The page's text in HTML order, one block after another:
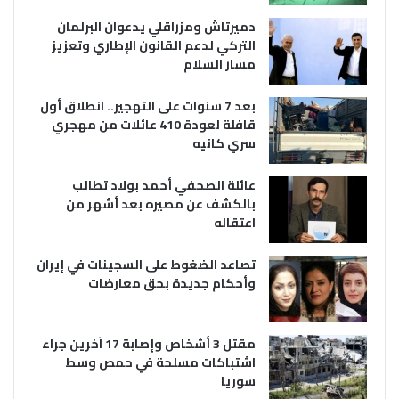
دميرتاش ومزراقلي يدعوان البرلمان
التركي لدعم القانون الإطاري وتعزيز
مسار السلام
بعد 7 سنوات على التهجير.. انطلاق أول
قافلة لعودة 410 عائلات من مهجري
سري كانيه
عائلة الصحفي أحمد بولاد تطالب
بالكشف عن مصيره بعد أشهر من
اعتقاله
تصاعد الضغوط على السجينات في إيران
وأحكام جديدة بحق معارضات
مقتل 3 أشخاص وإصابة 17 آخرين جراء
اشتباكات مسلحة في حمص وسط
سوريا